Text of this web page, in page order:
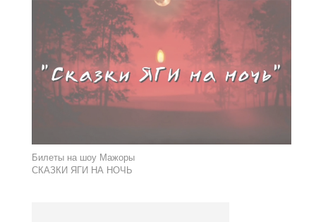
Билеты на шоу Мажоры
СКАЗКИ ЯГИ НА НОЧЬ